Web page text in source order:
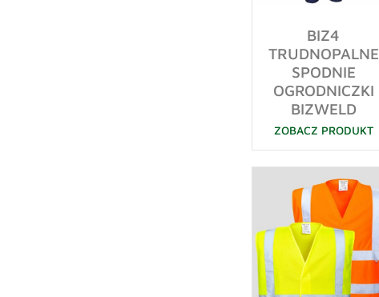
BIZ4
TRUDNOPALNE
SPODNIE
OGRODNICZKI
BIZWELD
ZOBACZ PRODUKT